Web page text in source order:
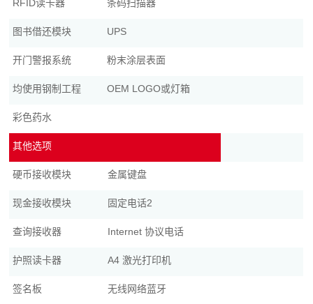
RFID读卡器 条码扫描器
图书借还模块 UPS
开门警报系统 粉末涂层表面
均使用钢制工程 OEM LOGO或灯箱
彩色药水
其他选项
硬币接收模块 金属键盘
现金接收模块 固定电话2
查询接收器 Internet 协议电话
护照读卡器 A4 激光打印机
签名板 无线网络蓝牙